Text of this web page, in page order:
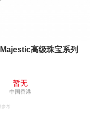
高级珠宝系列
暂无
中国香港
参考